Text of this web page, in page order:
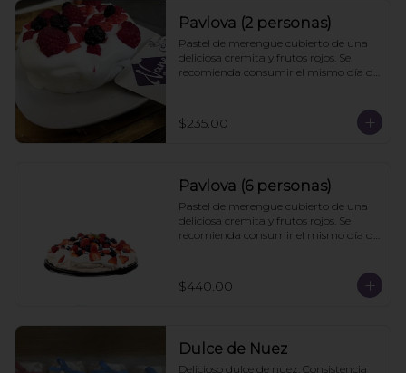
Pavlova (2 personas)
Pastel de merengue cubierto de una
deliciosa cremita y frutos rojos. Se
recomienda consumir el mismo día de
$235.00
Pavlova (6 personas)
Pastel de merengue cubierto de una
deliciosa cremita y frutos rojos. Se
recomienda consumir el mismo día de
$440.00
Dulce de Nuez
Delicioso dulce de nuez. Consistencia